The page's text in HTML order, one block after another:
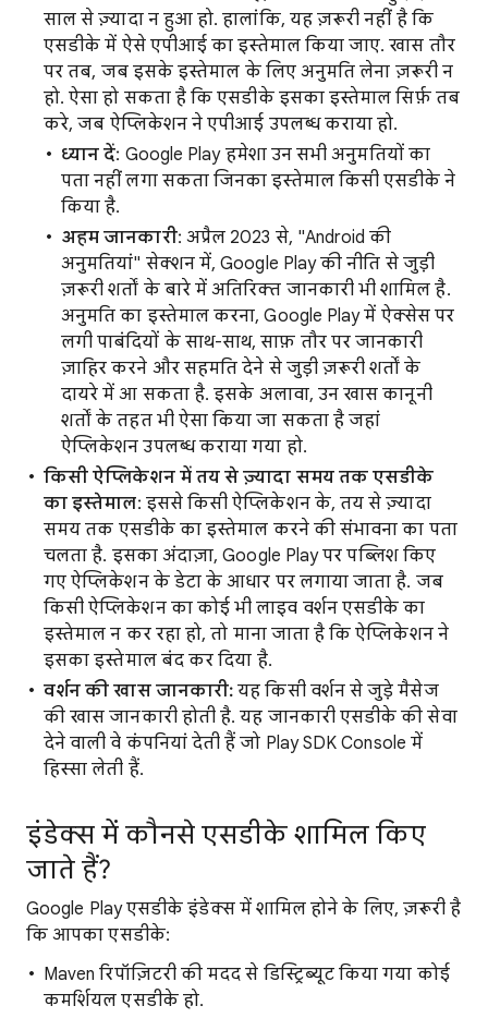
साल से ज़्यादा न हुआ हो. हालांकि, यह ज़रूरी नहीं है कि
एसडीके में ऐसे एपीआई का इस्तेमाल किया जाए. खास तौर
पर तब, जब इसके इस्तेमाल के लिए अनुमति लेना ज़रूरी न
हो. ऐसा हो सकता है कि एसडीके इसका इस्तेमाल सिर्फ़ तब
करे, जब ऐप्लिकेशन ने एपीआई उपलब्ध कराया हो.
ध्यान दें: Google Play हमेशा उन सभी अनुमतियों का
पता नहीं लगा सकता जिनका इस्तेमाल किसी एसडीके ने
किया है.
अहम जानकारी: अप्रैल 2023 से, "Android की
अनुमतियां" सेक्शन में, Google Play की नीति से जुड़ी
ज़रूरी शर्तों के बारे में अतिरिक्त जानकारी भी शामिल है.
अनुमति का इस्तेमाल करना, Google Play में ऐक्सेस पर
लगी पाबंदियों के साथ-साथ, साफ़ तौर पर जानकारी
ज़ाहिर करने और सहमति देने से जुड़ी ज़रूरी शर्तों के
दायरे में आ सकता है. इसके अलावा, उन खास कानूनी
शर्तों के तहत भी ऐसा किया जा सकता है जहां
ऐप्लिकेशन उपलब्ध कराया गया हो.
किसी ऐप्लिकेशन में तय से ज़्यादा समय तक एसडीके
का इस्तेमाल: इससे किसी ऐप्लिकेशन के, तय से ज़्यादा
समय तक एसडीके का इस्तेमाल करने की संभावना का पता
चलता है. इसका अंदाज़ा, Google Play पर पब्लिश किए
गए ऐप्लिकेशन के डेटा के आधार पर लगाया जाता है. जब
किसी ऐप्लिकेशन का कोई भी लाइव वर्शन एसडीके का
इस्तेमाल न कर रहा हो, तो माना जाता है कि ऐप्लिकेशन ने
इसका इस्तेमाल बंद कर दिया है.
वर्शन की खास जानकारी: यह किसी वर्शन से जुड़े मैसेज
की खास जानकारी होती है. यह जानकारी एसडीके की सेवा
देने वाली वे कंपनियां देती हैं जो Play SDK Console में
हिस्सा लेती हैं.
इंडेक्स में कौनसे एसडीके शामिल किए
जाते हैं?
Google Play एसडीके इंडेक्स में शामिल होने के लिए, ज़रूरी है
कि आपका एसडीके:
Maven रिपॉज़िटरी की मदद से डिस्ट्रिब्यूट किया गया कोई
कमर्शियल एसडीके हो.